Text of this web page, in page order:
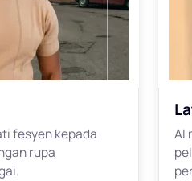
fesyen kepada
rupa
AI